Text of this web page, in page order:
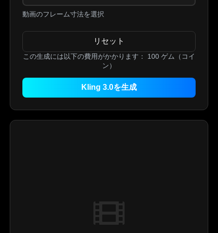
動画のフレーム寸法を選択
リセット
この生成には以下の費用がかかります： 100 ゲム（コイ
ン）
Kling 3.0を生成